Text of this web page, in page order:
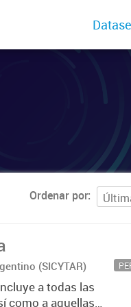
Ordenar por
(SICYTAR)
a todas las
como a aquellas